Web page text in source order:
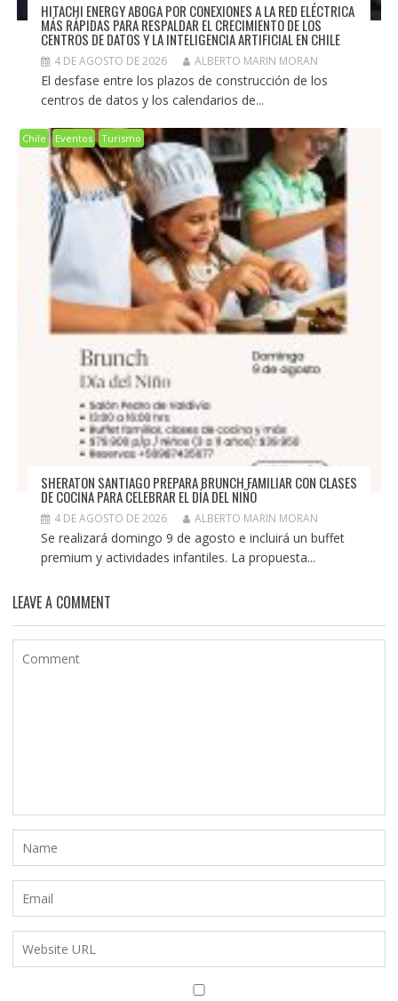
HITACHI ENERGY ABOGA POR CONEXIONES A LA RED ELÉCTRICA
MÁS RÁPIDAS PARA RESPALDAR EL CRECIMIENTO DE LOS
CENTROS DE DATOS Y LA INTELIGENCIA ARTIFICIAL EN CHILE
4 DE AGOSTO DE 2026 ALBERTO MARIN MORAN
El desfase entre los plazos de construcción de los
centros de datos y los calendarios de...
Chile Eventos Turismo
SHERATON SANTIAGO PREPARA BRUNCH FAMILIAR CON CLASES
DE COCINA PARA CELEBRAR EL DÍA DEL NIÑO
4 DE AGOSTO DE 2026 ALBERTO MARIN MORAN
Se realizará domingo 9 de agosto e incluirá un buffet
premium y actividades infantiles. La propuesta...
LEAVE A COMMENT